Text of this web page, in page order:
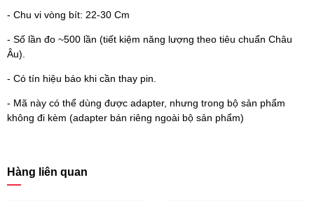
- Chu vi vòng bít: 22-30 Cm
- Số lần đo ~500 lần (tiết kiệm năng lượng theo tiêu chuẩn Châu
Âu).
- Có tín hiệu báo khi cần thay pin.
- Mã này có thể dùng được adapter, nhưng trong bộ sản phẩm
không đi kèm (adapter bán riêng ngoài bộ sản phẩm)
Hàng liên quan